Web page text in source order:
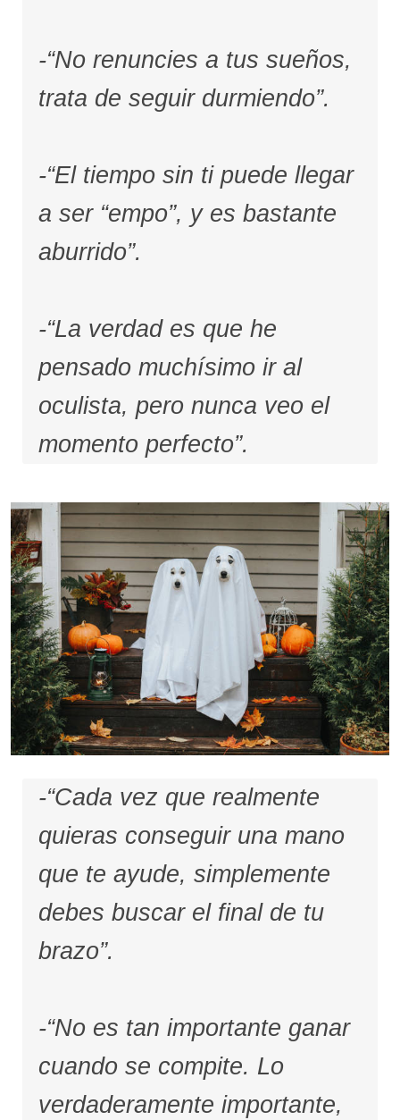
-“No renuncies a tus sueños,
trata de seguir durmiendo”.
-“El tiempo sin ti puede llegar
a ser “empo”, y es bastante
aburrido”.
-“La verdad es que he
pensado muchísimo ir al
oculista, pero nunca veo el
momento perfecto”.
-“Cada vez que realmente
quieras conseguir una mano
que te ayude, simplemente
debes buscar el final de tu
brazo”.
-“No es tan importante ganar
cuando se compite. Lo
verdaderamente importante,